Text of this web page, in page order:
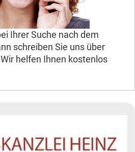
Ihrer Suche nach dem
schreiben Sie uns über
helfen Ihnen kostenlos